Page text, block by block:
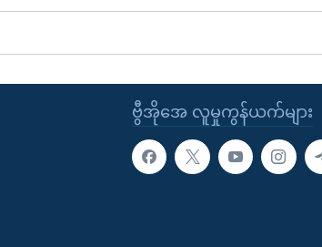
ဗွီအိုအေ လူမှုကွန်ယက်များ